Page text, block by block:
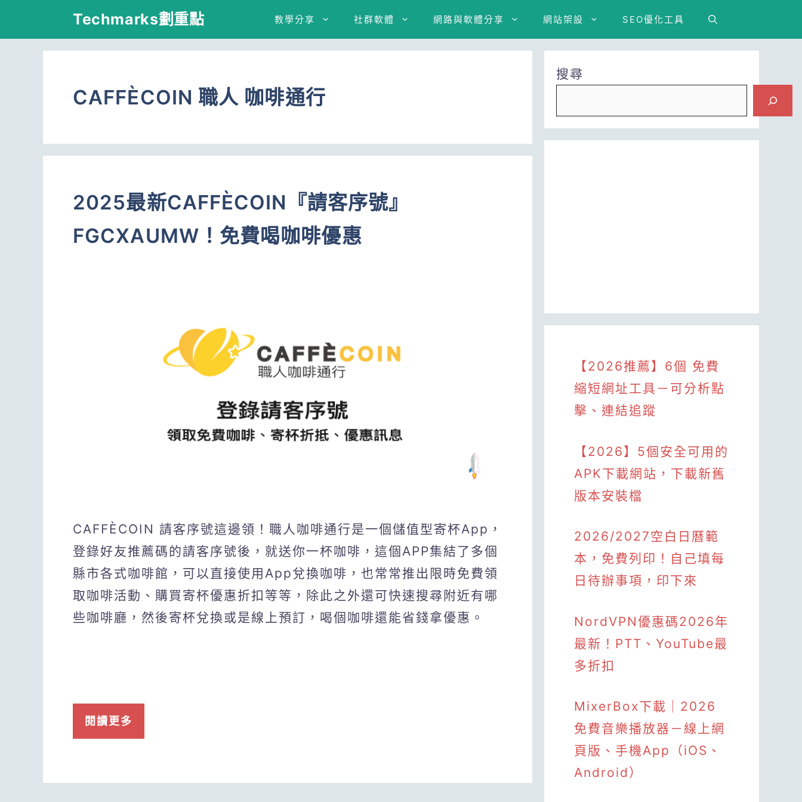
Techmarks劃重點 教學分享 社群軟體 網路與軟體分享 網站架設 SEO優化工具
CAFFÈCOIN 職人 咖啡通行
2025最新CAFFÈCOIN『請客序號』
FGCXAUMW！免費喝咖啡優惠
CAFFÈCOIN 請客序號這邊領！職人咖啡通行是一個儲值型寄杯App，
登錄好友推薦碼的請客序號後，就送你一杯咖啡，這個APP集結了多個
縣市各式咖啡館，可以直接使用App兌換咖啡，也常常推出限時免費領
取咖啡活動、購買寄杯優惠折扣等等，除此之外還可快速搜尋附近有哪
些咖啡廳，然後寄杯兌換或是線上預訂，喝個咖啡還能省錢拿優惠。
閱讀更多
搜尋
【2026推薦】6個 免費
縮短網址工具－可分析點
擊、連結追蹤
【2026】5個安全可用的
APK下載網站，下載新舊
版本安裝檔
2026/2027空白日曆範
本，免費列印！自己填每
日待辦事項，印下來
NordVPN優惠碼2026年
最新！PTT、YouTube最
多折扣
MixerBox下載｜2026
免費音樂播放器－線上網
頁版、手機App（iOS、
Android）